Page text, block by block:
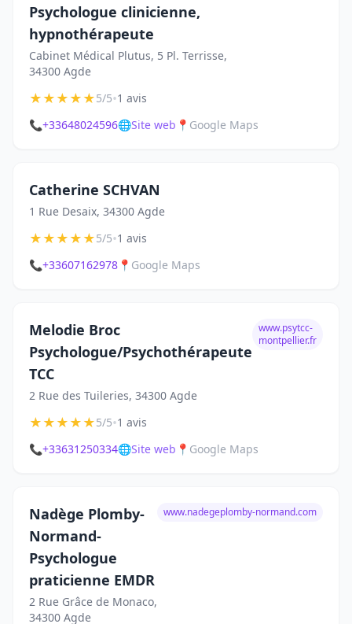
Psychologue clinicienne,
hypnothérapeute
Cabinet Médical Plutus, 5 Pl. Terrisse,
34300 Agde
★★★★★5/5•1 avis
📞+33648024596🌐Site web 📍 Google Maps
Catherine SCHVAN
1 Rue Desaix, 34300 Agde
★★★★★5/5•1 avis
📞+33607162978 📍 Google Maps
Melodie Broc
Psychologue/Psychothérapeute
TCC
2 Rue des Tuileries, 34300 Agde
www.psytcc-
montpellier.fr
★★★★★5/5•1 avis
📞+33631250334🌐Site web 📍 Google Maps
Nadège Plomby-
Normand-
Psychologue
praticienne EMDR
2 Rue Grâce de Monaco,
34300 Agde
www.nadegeplomby-normand.com